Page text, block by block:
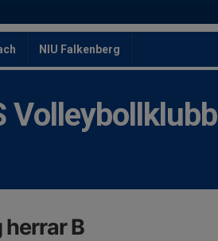
NIU Falkenberg
Volleybollklubb
B